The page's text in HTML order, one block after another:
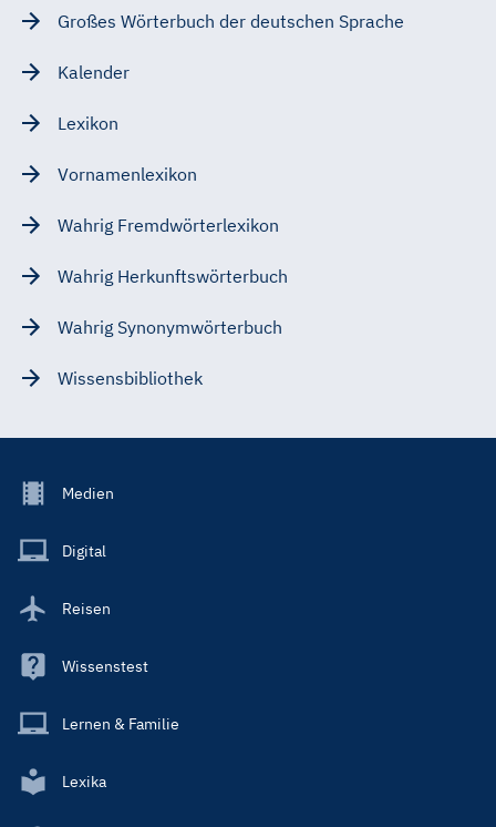
Großes Wörterbuch der deutschen Sprache
Kalender
Lexikon
Vornamenlexikon
Wahrig Fremdwörterlexikon
Wahrig Herkunftswörterbuch
Wahrig Synonymwörterbuch
Wissensbibliothek
Footer
Main
Medien
Digital
Reisen
Wissenstest
Lernen & Familie
Lexika